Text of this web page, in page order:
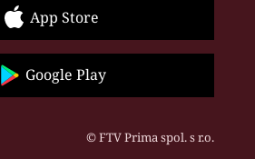
App Store
Google Play
© FTV Prima spol. s r.o.